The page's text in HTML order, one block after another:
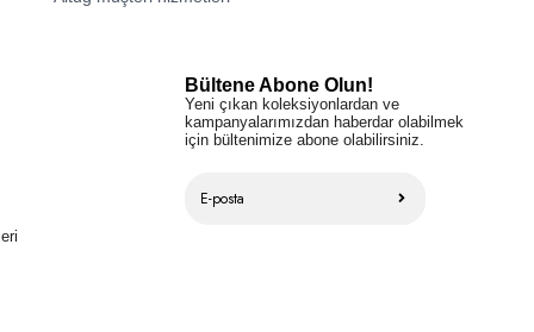
Bültene Abone Olun!
Yeni çıkan koleksiyonlardan ve
kampanyalarımızdan haberdar olabilmek
için bültenimize abone olabilirsiniz.